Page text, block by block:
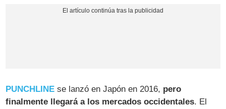
PUNCHLINE se lanzó en Japón en 2016, pero
finalmente llegará a los mercados occidentales. El